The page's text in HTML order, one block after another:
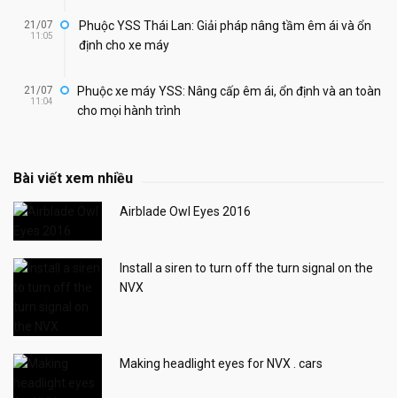
21/07
11:05
Phuộc YSS Thái Lan: Giải pháp nâng tầm êm ái và ổn
định cho xe máy
21/07
11:04
Phuộc xe máy YSS: Nâng cấp êm ái, ổn định và an toàn
cho mọi hành trình
Bài viết xem nhiều
Airblade Owl Eyes 2016
Install a siren to turn off the turn signal on the
NVX
Making headlight eyes for NVX . cars